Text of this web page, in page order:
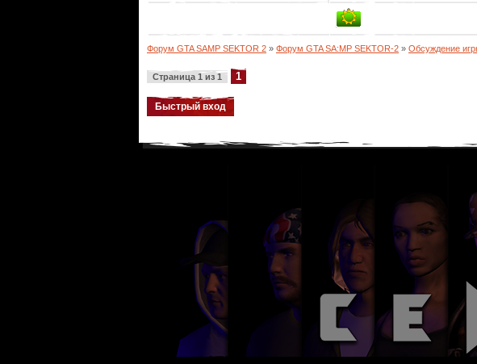
Форум GTA SAMP SEKTOR 2 » Форум GTA SA:MP SEKTOR-2 » Обсуждение
Страница 1 из 1 1